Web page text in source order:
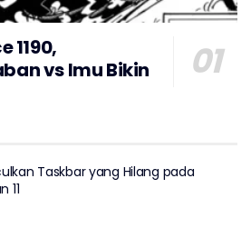
1190,
vs Imu Bikin
Taskbar yang Hilang pada
11